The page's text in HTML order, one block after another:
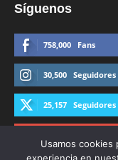
Síguenos
758,000 Fans
30,500 Seguidores
25,157 Seguidores
Usamos cookies